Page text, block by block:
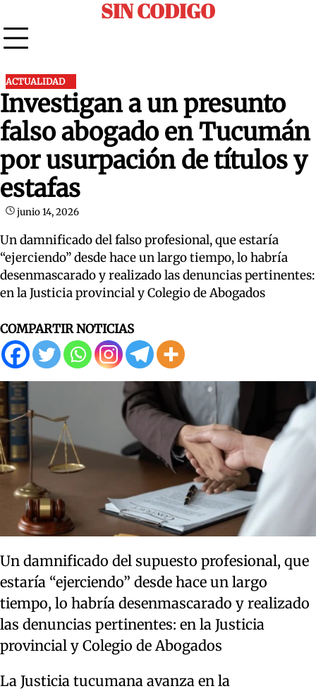
to
content
SIN CODIGO
ACTUALIDAD
Investigan a un presunto
falso abogado en Tucumán
por usurpación de títulos y
estafas
junio 14, 2026
Un damnificado del falso profesional, que estaría
“ejerciendo” desde hace un largo tiempo, lo habría
desenmascarado y realizado las denuncias pertinentes:
en la Justicia provincial y Colegio de Abogados
COMPARTIR NOTICIAS
Un damnificado del supuesto profesional, que
estaría “ejerciendo” desde hace un largo
tiempo, lo habría desenmascarado y realizado
las denuncias pertinentes: en la Justicia
provincial y Colegio de Abogados
La Justicia tucumana avanza en la